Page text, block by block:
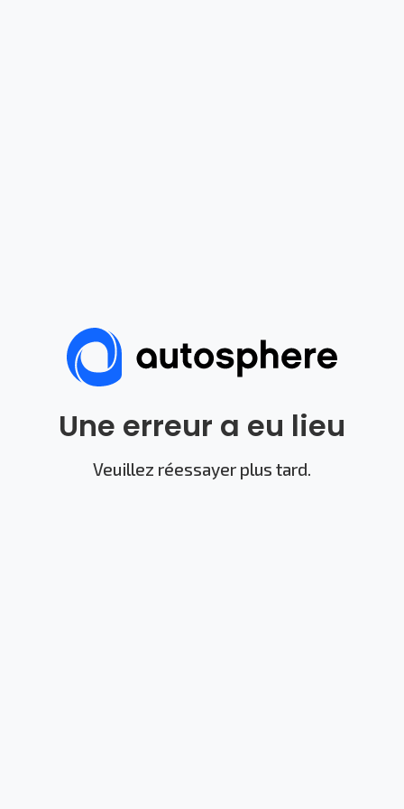
Une erreur a eu lieu
Veuillez réessayer plus tard.